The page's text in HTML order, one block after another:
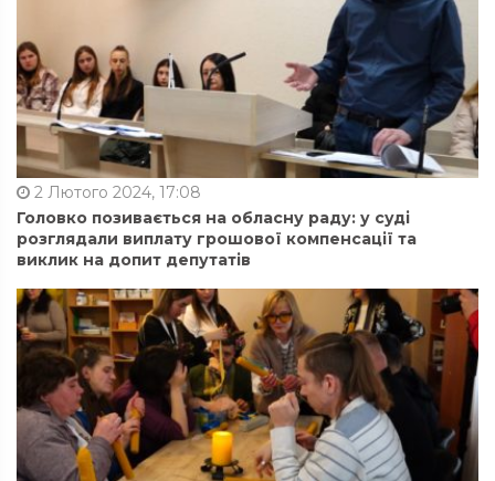
2 Лютого 2024, 17:08
Головко позивається на обласну раду: у суді
розглядали виплату грошової компенсації та
виклик на допит депутатів